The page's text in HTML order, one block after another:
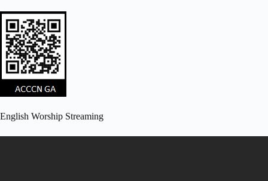
English Worship Streaming